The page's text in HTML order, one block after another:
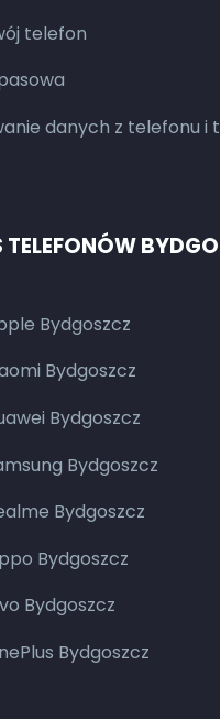
telefon
danych z telefonu i
TELEFONÓW
Bydgoszcz
Bydgoszcz
Bydgoszcz
Bydgoszcz
Bydgoszcz
Bydgoszcz
Bydgoszcz
Bydgoszcz